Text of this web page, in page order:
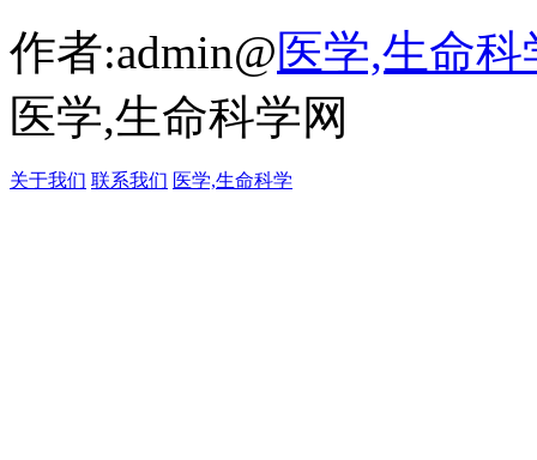
作者:admin@医学,生命科
医学,生命科学网
关于我们 联系我们 医学,生命科学